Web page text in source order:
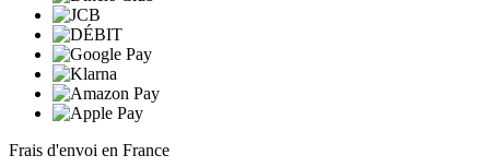
Frais d'envoi en France